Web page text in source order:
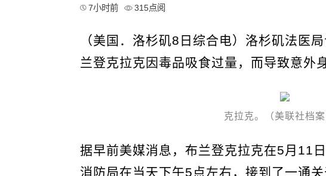
7小时前 315点阅
（美国．洛杉矶8日综合电）洛杉矶法医
兰登克拉克因毒品吸食过量，而导致意外
克拉克。（美联社档案
据早前美媒消息，布兰登克拉克在5月11
消防局在当天下午5点左右，接到了一通